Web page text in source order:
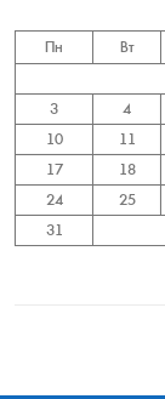
Пн Вт
3
4
10
11
17
18
24
25
31